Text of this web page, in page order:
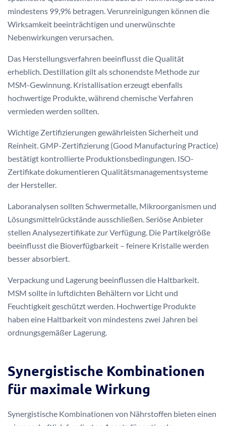
mindestens 99,9% betragen. Verunreinigungen können die
Wirksamkeit beeinträchtigen und unerwünschte
Nebenwirkungen verursachen.
Das Herstellungsverfahren beeinflusst die Qualität
erheblich. Destillation gilt als schonendste Methode zur
MSM-Gewinnung. Kristallisation erzeugt ebenfalls
hochwertige Produkte, während chemische Verfahren
vermieden werden sollten.
Wichtige Zertifizierungen gewährleisten Sicherheit und
Reinheit. GMP-Zertifizierung (Good Manufacturing Practice)
bestätigt kontrollierte Produktionsbedingungen. ISO-
Zertifikate dokumentieren Qualitätsmanagementsysteme
der Hersteller.
Laboranalysen sollten Schwermetalle, Mikroorganismen und
Lösungsmittelrückstände ausschließen. Seriöse Anbieter
stellen Analysezertifikate zur Verfügung. Die Partikelgröße
beeinflusst die Bioverfügbarkeit – feinere Kristalle werden
besser absorbiert.
Verpackung und Lagerung beeinflussen die Haltbarkeit.
MSM sollte in luftdichten Behältern vor Licht und
Feuchtigkeit geschützt werden. Hochwertige Produkte
haben eine Haltbarkeit von mindestens zwei Jahren bei
ordnungsgemäßer Lagerung.
Synergistische Kombinationen
für maximale Wirkung
Synergistische Kombinationen von Nährstoffen bieten einen